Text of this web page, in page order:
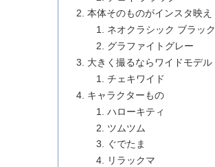
本体そのものがインスタ映え
ネオクラシック ブラック
グラファイトグレー
大きく撮るならワイドモデル
チェキワイド
キャラクターもの
ハローキティ
ツムツム
ぐでたま
リラックマ